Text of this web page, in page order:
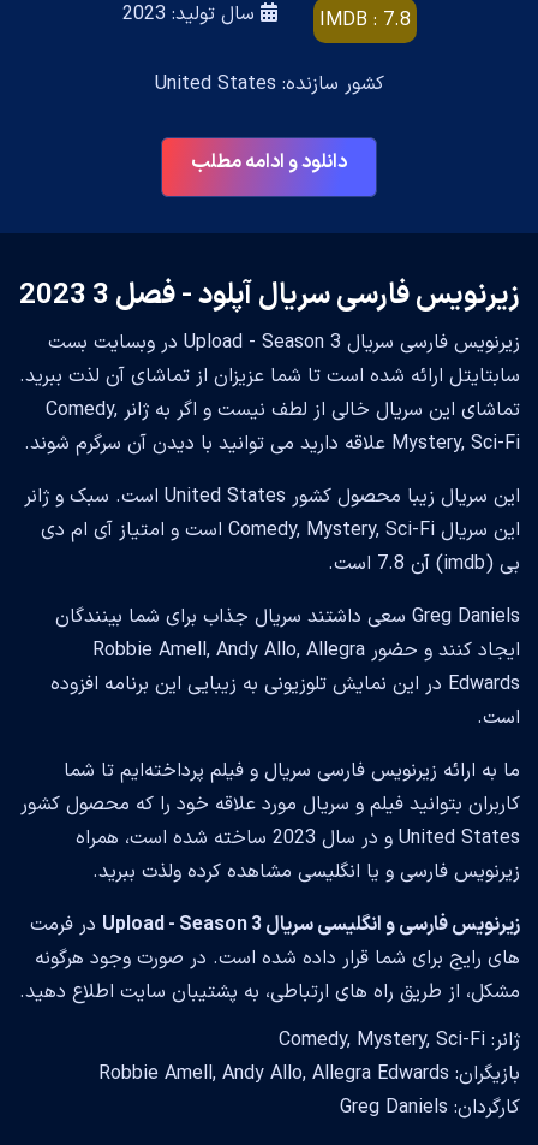
IMDB : 7.8 سال تولید: 2023
کشور سازنده: United States
دانلود و ادامه مطلب
زیرنویس فارسی سریال آپلود - فصل 3 2023
زیرنویس فارسی سریال Upload - Season 3 در وبسایت بست
سابتایتل ارائه شده است تا شما عزیزان از تماشای آن لذت ببرید.
تماشای این سریال خالی از لطف نیست و اگر به ژانر Comedy,
Mystery, Sci-Fi علاقه دارید می توانید با دیدن آن سرگرم شوند.
این سریال زیبا محصول کشور United States است. سبک و ژانر
این سریال Comedy, Mystery, Sci-Fi است و امتیاز آی ام دی
بی (imdb) آن 7.8 است.
Greg Daniels سعی داشتند سریال جذاب برای شما بینندگان
ایجاد کنند و حضور Robbie Amell, Andy Allo, Allegra
Edwards در این نمایش تلوزیونی به زیبایی این برنامه افزوده
است.
ما به ارائه زیرنویس فارسی سریال و فیلم پرداخته‌ایم تا شما
کاربران بتوانید فیلم و سریال مورد علاقه خود را که محصول کشور
United States و در سال 2023 ساخته شده است، همراه
زیرنویس فارسی و یا انگلیسی مشاهده کرده ولذت ببرید.
زیرنویس فارسی و انگلیسی سریال Upload - Season 3
در فرمت
های رایج برای شما قرار داده شده است. در صورت وجود هرگونه
مشکل، از طریق راه های ارتباطی، به پشتیبان سایت اطلاع دهید.
ژانر: Comedy, Mystery, Sci-Fi
بازیگران: Robbie Amell, Andy Allo, Allegra Edwards
کارگردان: Greg Daniels